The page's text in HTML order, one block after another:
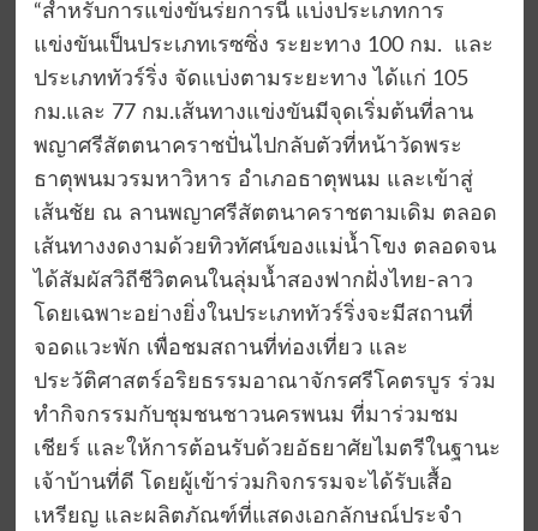
“สำหรับการแข่งขันร่ยการนี้ แบ่งประเภทการ
แข่งขันเป็นประเภทเรซซิ่ง ระยะทาง 100 กม. และ
ประเภททัวร์ริ่ง จัดแบ่งตามระยะทาง ได้แก่ 105
กม.และ 77 กม.เส้นทางแข่งขันมีจุดเริ่มต้นที่ลาน
พญาศรีสัตตนาคราชปั่นไปกลับตัวที่หน้าวัดพระ
ธาตุพนมวรมหาวิหาร อำเภอธาตุพนม และเข้าสู่
เส้นชัย ณ ลานพญาศรีสัตตนาคราชตามเดิม ตลอด
เส้นทางงดงามด้วยทิวทัศน์ของแม่น้ำโขง ตลอดจน
ได้สัมผัสวิถีชีวิตคนในลุ่มน้ำสองฟากฝั่งไทย-ลาว
โดยเฉพาะอย่างยิ่งในประเภททัวร์ริ่งจะมีสถานที่
จอดแวะพัก เพื่อชมสถานที่ท่องเที่ยว และ
ประวัติศาสตร์อริยธรรมอาณาจักรศรีโคตรบูร ร่วม
ทำกิจกรรมกับชุมชนชาวนครพนม ที่มาร่วมชม
เชียร์ และให้การต้อนรับด้วยอัธยาศัยไมตรีในฐานะ
เจ้าบ้านที่ดี โดยผู้เข้าร่วมกิจกรรมจะได้รับเสื้อ
เหรียญ และผลิตภัณฑ์ที่แสดงเอกลักษณ์ประจำ